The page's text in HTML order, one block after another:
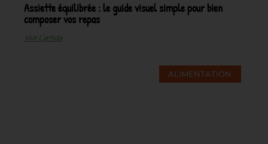
Assiette équilibrée : le guide visuel simple pour bien
composer vos repas
Voir L'article
ALIMENTATION